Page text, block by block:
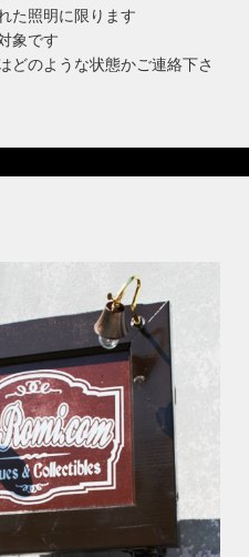
た照明に限ります
象です
どのような状態かご連絡下さ